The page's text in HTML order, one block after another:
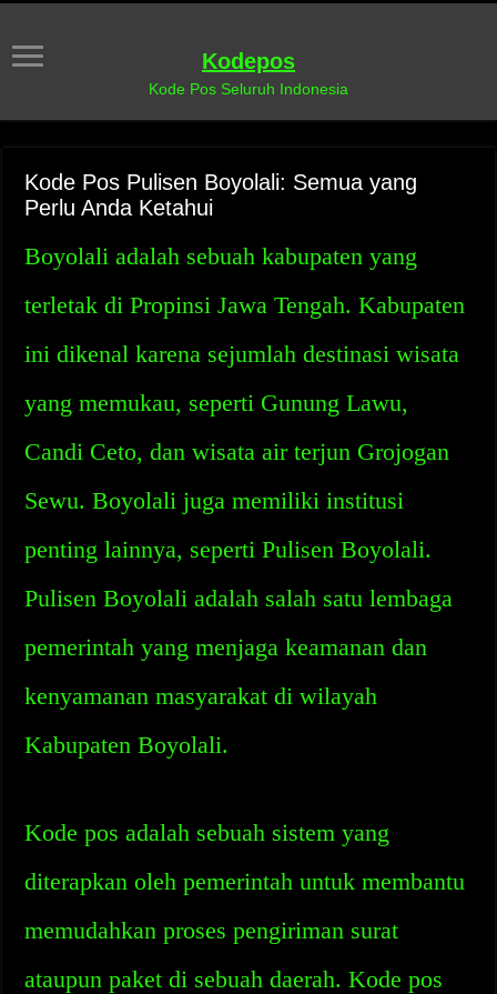
Kodepos
Kode Pos Seluruh Indonesia
Kode Pos Pulisen Boyolali: Semua yang
Perlu Anda Ketahui
Boyolali adalah sebuah kabupaten yang
terletak di Propinsi Jawa Tengah. Kabupaten
ini dikenal karena sejumlah destinasi wisata
yang memukau, seperti Gunung Lawu,
Candi Ceto, dan wisata air terjun Grojogan
Sewu. Boyolali juga memiliki institusi
penting lainnya, seperti Pulisen Boyolali.
Pulisen Boyolali adalah salah satu lembaga
pemerintah yang menjaga keamanan dan
kenyamanan masyarakat di wilayah
Kabupaten Boyolali.
Kode pos adalah sebuah sistem yang
diterapkan oleh pemerintah untuk membantu
memudahkan proses pengiriman surat
ataupun paket di sebuah daerah. Kode pos